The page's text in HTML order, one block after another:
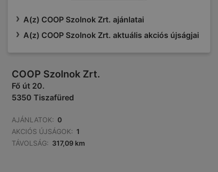
A(z) COOP Szolnok Zrt. ajánlatai
A(z) COOP Szolnok Zrt. aktuális akciós újságjai
COOP Szolnok Zrt.
Fő út 20.
5350 Tiszafüred
AJÁNLATOK: 0
AKCIÓS ÚJSÁGOK: 1
TÁVOLSÁG: 317,09 km